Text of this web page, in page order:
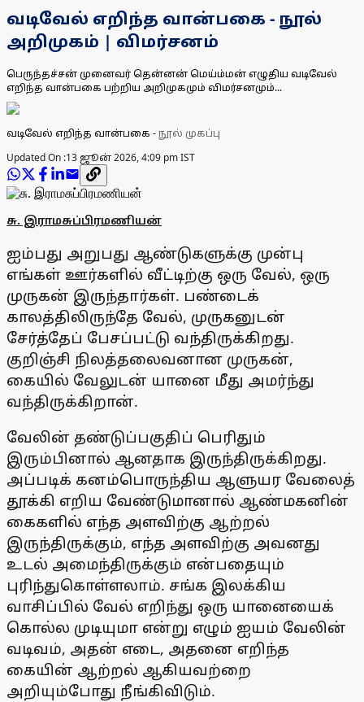
வடிவேல் எறிந்த வான்பகை - நூல்
அறிமுகம் | விமர்சனம்
பெருந்தச்சன் முனைவர் தென்னன் மெய்ம்மன் எழுதிய வடிவேல்
எறிந்த வான்பகை பற்றிய அறிமுகமும் விமர்சனமும்...
வடிவேல் எறிந்த வான்பகை - நூல் முகப்பு
Updated On :13 ஜூன் 2026, 4:09 pm IST
சு. இராமசுப்பிரமணியன்
ஐம்பது அறுபது ஆண்டுகளுக்கு முன்பு
எங்கள் ஊர்களில் வீட்டிற்கு ஒரு வேல், ஒரு
முருகன் இருந்தார்கள். பண்டைக்
காலத்திலிருந்தே வேல், முருகனுடன்
சேர்த்தேப் பேசப்பட்டு வந்திருக்கிறது.
குறிஞ்சி நிலத்தலைவனான முருகன்,
கையில் வேலுடன் யானை மீது அமர்ந்து
வந்திருக்கிறான்.
வேலின் தண்டுப்பகுதிப் பெரிதும்
இரும்பினால் ஆனதாக இருந்திருக்கிறது.
அப்படிக் கனம்பொருந்திய ஆளுயர வேலைத்
தூக்கி எறிய வேண்டுமானால் ஆண்மகனின்
கைகளில் எந்த அளவிற்கு ஆற்றல்
இருந்திருக்கும், எந்த அளவிற்கு அவனது
உடல் அமைந்திருக்கும் என்பதையும்
புரிந்துகொள்ளலாம். சங்க இலக்கிய
வாசிப்பில் வேல் எறிந்து ஒரு யானையைக்
கொல்ல முடியுமா என்று எழும் ஐயம் வேலின்
வடிவம், அதன் எடை, அதனை எறிந்த
கையின் ஆற்றல் ஆகியவற்றை
அறியும்போது நீங்கிவிடும்.